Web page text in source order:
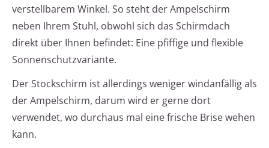
verstellbarem Winkel. So steht der Ampelschirm
neben Ihrem Stuhl, obwohl sich das Schirmdach
direkt über Ihnen befindet: Eine pfiffige und flexible
Sonnenschutzvariante.
Der Stockschirm ist allerdings weniger windanfällig als
der Ampelschirm, darum wird er gerne dort
verwendet, wo durchaus mal eine frische Brise wehen
kann.